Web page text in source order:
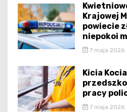
Krajowej
powiecie
niepokoi
7 maja 2026
Kicia
pracy
7 maja 2026